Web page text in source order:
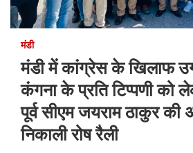
मंडी
मंडी में कांग्रेस के खिलाफ
कंगना के प्रति टिप्पणी को
पूर्व सीएम जयराम ठाकुर की
निकाली रोष रैली